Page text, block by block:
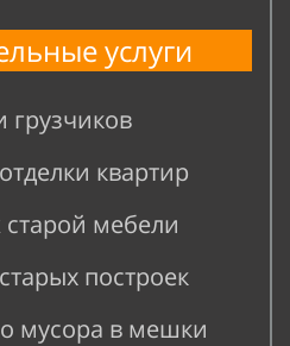
услуги
грузчиков
квартир
мебели
построек
мусора в мешки